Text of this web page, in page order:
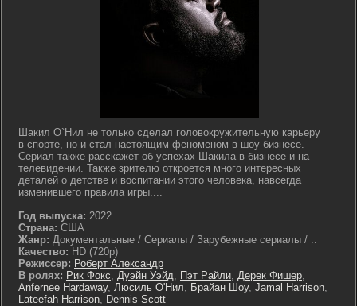
Шакил О`Нил не только сделал головокружительную карьеру
в спорте, но и стал настоящим феноменом в шоу-бизнесе.
Сериал также расскажет об успехах Шакила в бизнесе и на
телевидении. Также зрителю откроется много интересных
деталей о детстве и воспитании этого человека, навсегда
изменившего правила игры....
Год выпуска: 2022
Страна: США
Жанр: Документальные / Сериалы / Зарубежные сериалы / ..
Качество: HD (720p)
Режиссер: Роберт Александр
В ролях: Рик Фокс, Дуэйн Уэйд, Пэт Райли, Дерек Фишер,
Anfernee Hardaway, Люсиль О'Нил, Брайан Шоу, Jamal Harrison,
Lateefah Harrison, Dennis Scott